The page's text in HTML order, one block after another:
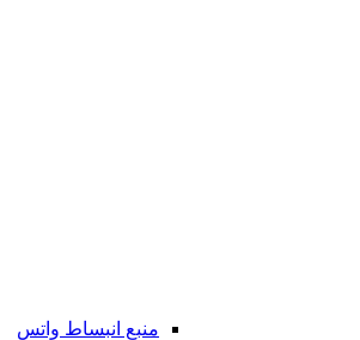
منبع انبساط واتس